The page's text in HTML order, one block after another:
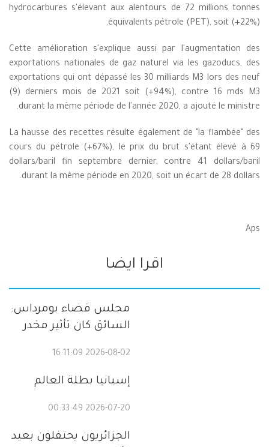
hydrocarbures s'élevant aux alentours de 72 millions tonnes
équivalents pétrole (PET), soit (+22%).
Cette amélioration s'explique aussi par l'augmentation des
exportations nationales de gaz naturel via les gazoducs, des
exportations qui ont dépassé les 30 milliards M3 lors des neuf
(9) derniers mois de 2021 soit (+94%), contre 16 mds M3
durant la même période de l'année 2020, a ajouté le ministre.
La hausse des recettes résulte également de "la flambée" des
cours du pétrole (+67%), le prix du brut s'étant élevé à 69
dollars/baril fin septembre dernier, contre 41 dollars/baril
durant la même période en 2020, soit un écart de 28 dollars.
Aps
اقرا ايضا
مجلس قضاء بومرداس:
السائق كان تأثير مخدر
2026-08-02 16:11:09
إسبانيا بطلة العالم
2026-07-20 00:33:49
الجزائريون يحتفلون بعيد